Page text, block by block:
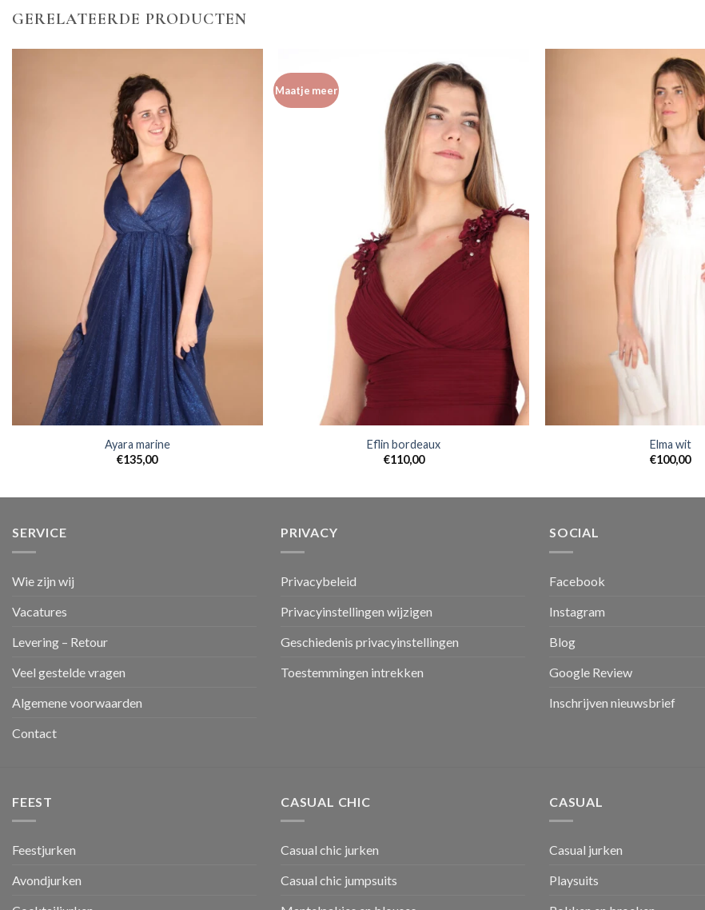
GERELATEERDE PRODUCTEN
Ayara marine
€135,00
Maatje meer
Eflin bordeaux
€110,00
Elma wit
€100,00
SERVICE
Wie zijn wij
Vacatures
Levering – Retour
Veel gestelde vragen
Algemene voorwaarden
Contact
PRIVACY
Privacybeleid
Privacyinstellingen wijzigen
Geschiedenis privacyinstellingen
Toestemmingen intrekken
SOCIAL
Facebook
Instagram
Blog
Google Review
Inschrijven nieuwsbrief
FEEST
Feestjurken
Avondjurken
CASUAL CHIC
Casual chic jurken
Casual chic jumpsuits
CASUAL
Casual jurken
Playsuits